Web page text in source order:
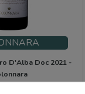
D'Alba Doc 2021 -